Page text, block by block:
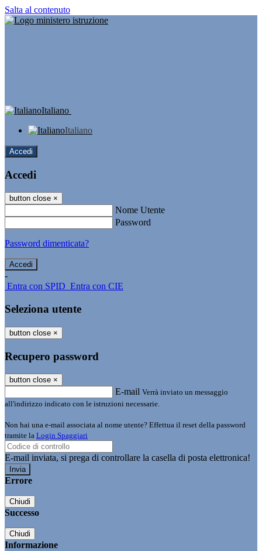
Salta al contenuto
Italiano
Italiano
Accedi
Accedi
button close ×
Nome Utente
Password
Password dimenticata?
-
Entra con SPID Entra con CIE
Seleziona utente
button close ×
Recupero password
button close ×
E-mail Verrà inviato un messaggio
all'indirizzo indicato con le istruzioni necessarie.
Non hai una e-mail associata al nome utente? Effettua il reset della password
tramite la Login Spaggiari
E-mail inviata, si prega di controllare la casella di posta elettronica!
Errore
Chiudi
Successo
Chiudi
Informazione